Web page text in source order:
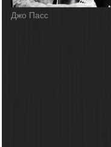
Джо Пасс